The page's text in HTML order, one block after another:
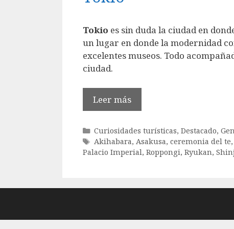
Tokio es sin duda la ciudad en
un lugar en donde la modernidad
excelentes museos. Todo
ciudad.
Leer más
Categorías
Curiosidades turísticas, Destacado,
Etiquetas
Akihabara, Asakusa, ceremonia del te,
Palacio Imperial, Roppongi, Ryukan,